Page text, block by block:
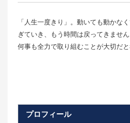
「人生一度きり」。動いても動かな
ぎていき、もう時間は戻ってきません
何事も全力で取り組むことが大切だと
プロフィール